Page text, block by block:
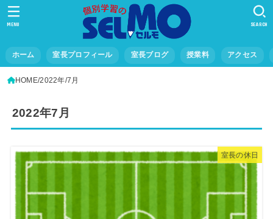
ホーム 室長プロフィール 室長ブログ 授業料 アクセス
SEARCH
MENU
HOME 2022年 7月
2022年7月
室長の休日